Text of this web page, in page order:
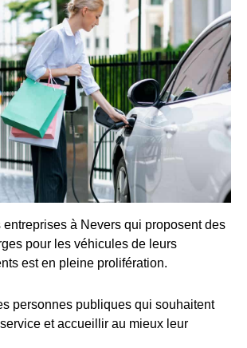
entreprises à Nevers qui proposent des
pour les véhicules de leurs
est en pleine prolifération.
personnes publiques qui souhaitent
et accueillir au mieux leur